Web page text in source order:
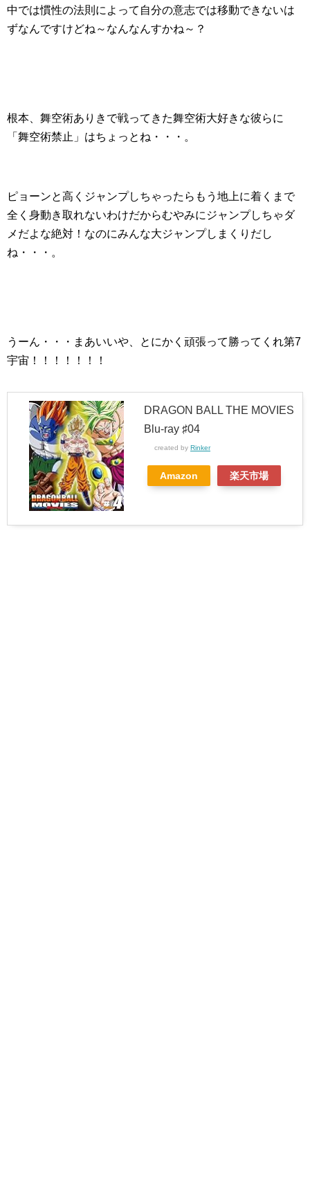
中では慣性の法則によって自分の意志では移動できないは
ずなんですけどね～なんなんすかね～？
根本、舞空術ありきで戦ってきた舞空術大好きな彼らに
「舞空術禁止」はちょっとね・・・。
ピョーンと高くジャンプしちゃったらもう地上に着くまで
全く身動き取れないわけだからむやみにジャンプしちゃダ
メだよな絶対！なのにみんな大ジャンプしまくりだし
ね・・・。
うーん・・・まあいいや、とにかく頑張って勝ってくれ第7
宇宙！！！！！！！
DRAGON BALL THE MOVIES
Blu-ray ♯04
created by Rinker
Amazon 楽天市場